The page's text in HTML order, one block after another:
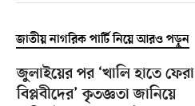
জাতীয় নাগরিক পার্টি নিয়ে আরও পড়ুন
জুলাইয়ের পর ‘খালি হাতে ফেরা
বিপ্লবীদের’ কৃতজ্ঞতা জানিয়ে